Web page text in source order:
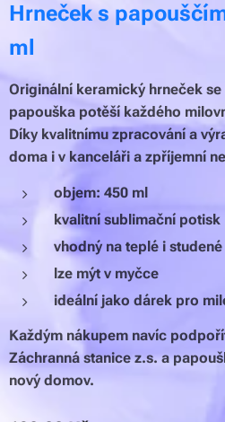
Hrneček s
ml
Originální keramický hrneček
papouška potěší každého
Díky kvalitnímu zpracování a
doma i v kanceláři a zpříjemní
objem: 450 ml
kvalitní sublimační potisk
vhodný na teplé i
lze mýt v myčce
ideální jako dárek pro
Každým nákupem navíc
Záchranná stanice z.s. a
nový domov.